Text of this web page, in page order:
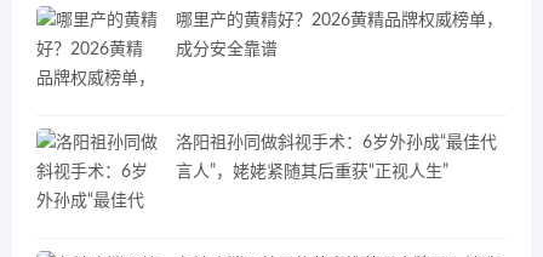
哪里产的黄精好？2026黄精品牌权威榜单，
成分安全靠谱
洛阳祖孙同做斜视手术：6岁外孙成“最佳代
言人”，姥姥紧随其后重获“正视人生”